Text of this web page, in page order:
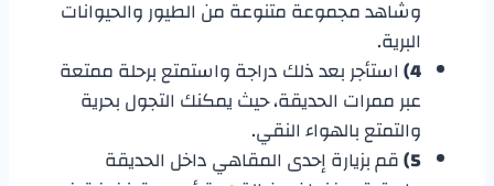
وشاهد مجموعة متنوعة من الطيور والحيوانات
البرية.
4) استأجر بعد ذلك دراجة واستمتع برحلة ممتعة
عبر ممرات الحديقة، حيث يمكنك التجول بحرية
والتمتع بالهواء النقي.
5) قم بزيارة إحدى المقاهي داخل الحديقة